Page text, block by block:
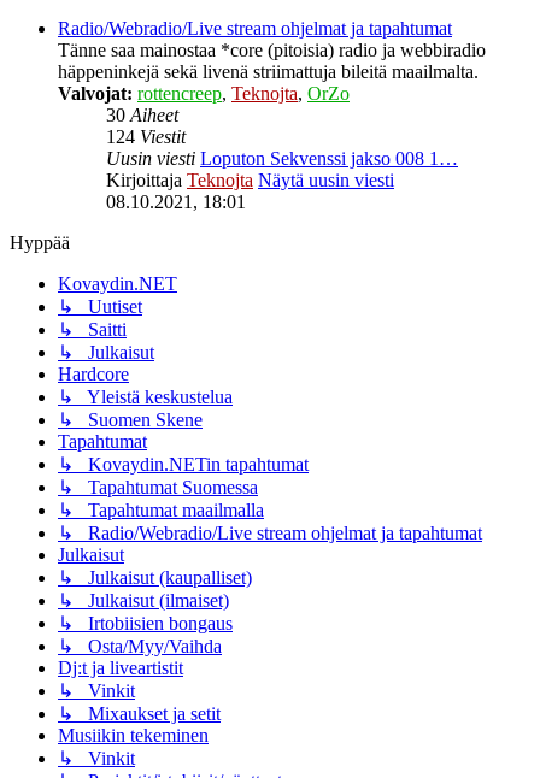
Radio/Webradio/Live stream ohjelmat ja tapahtumat
Tänne saa mainostaa *core (pitoisia) radio ja webbiradio
häppeninkejä sekä livenä striimattuja bileitä maailmalta.
Valvojat: rottencreep, Teknojta, OrZo
30 Aiheet
124 Viestit
Uusin viesti Loputon Sekvenssi jakso 008 1…
Kirjoittaja Teknojta Näytä uusin viesti
08.10.2021, 18:01
Hyppää
Kovaydin.NET
↳ Uutiset
↳ Saitti
↳ Julkaisut
Hardcore
↳ Yleistä keskustelua
↳ Suomen Skene
Tapahtumat
↳ Kovaydin.NETin tapahtumat
↳ Tapahtumat Suomessa
↳ Tapahtumat maailmalla
↳ Radio/Webradio/Live stream ohjelmat ja tapahtumat
Julkaisut
↳ Julkaisut (kaupalliset)
↳ Julkaisut (ilmaiset)
↳ Irtobiisien bongaus
↳ Osta/Myy/Vaihda
Dj:t ja liveartistit
↳ Vinkit
↳ Mixaukset ja setit
Musiikin tekeminen
↳ Vinkit